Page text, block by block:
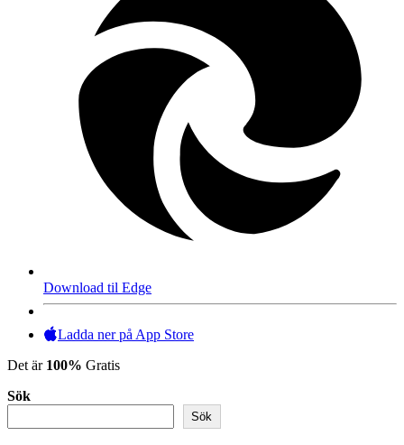
Download til Edge
Ladda ner på App Store
Det är 100% Gratis
Sök
Sök